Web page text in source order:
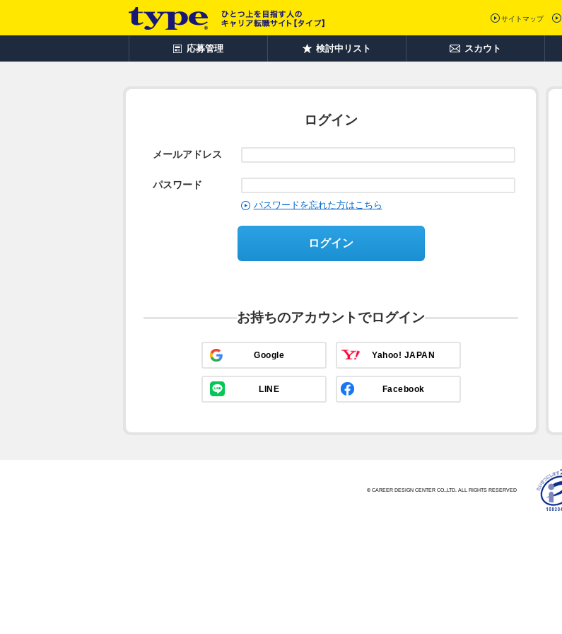
サイトマップ
応募管理 検討中リスト スカウト
ログイン
メールアドレス
パスワード
パスワードを忘れた方はこちら
ログイン
お持ちのアカウントでログイン
Google Yahoo! JAPAN
LINE Facebook
© CAREER DESIGN CENTER CO.,LTD. ALL RIGHTS RESERVED